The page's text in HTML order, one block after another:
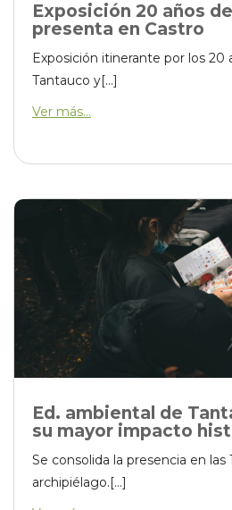
Exposición 20 años
presenta en Castro
Exposición itinerante por los 20
Tantauco y[...]
Ver más...
Ed. ambiental de
su mayor impacto
Se consolida la presencia en las
archipiélago.[...]